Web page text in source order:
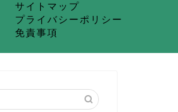
サイトマップ
プライバシーポリシー
免責事項